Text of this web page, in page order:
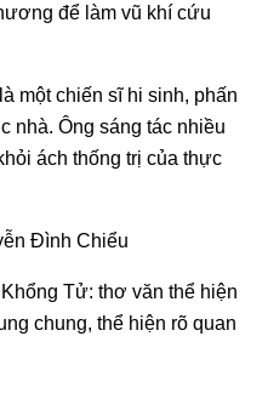
để làm vũ khí cứu
một chiến sĩ hi sinh, phấn
nhà. Ông sáng tác nhiều
ách thống trị của thực
Đình Chiểu
Tử: thơ văn thể hiện
chung, thể hiện rõ quan